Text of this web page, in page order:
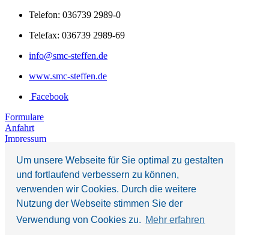
Um unsere Webseite für Sie optimal zu gestalten
und fortlaufend verbessern zu können,
verwenden wir Cookies. Durch die weitere
Nutzung der Webseite stimmen Sie der
Verwendung von Cookies zu. Mehr erfahren
Telefon: 036739 2989-0
Telefax: 036739 2989-69
info@smc-steffen.de
www.smc-steffen.de
Facebook
Formulare
Anfahrt
Impressum